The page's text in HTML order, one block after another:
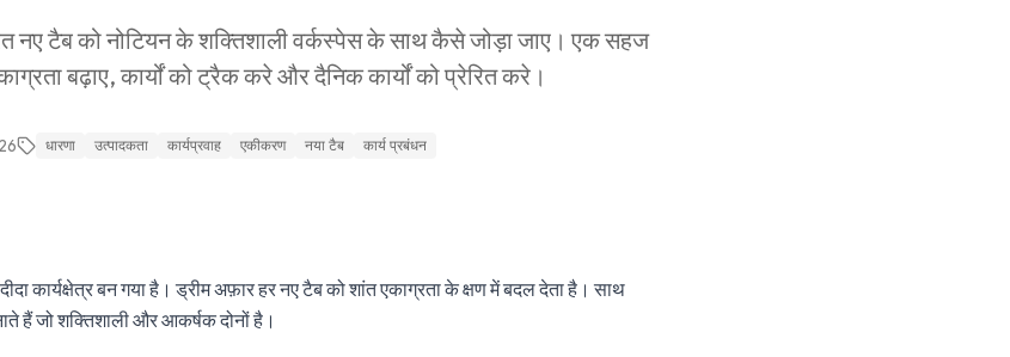
नए टैब को नोटियन के शक्तिशाली वर्कस्पेस के साथ कैसे जोड़ा जाए। एक सहज
बढ़ाए, कार्यों को ट्रैक करे और दैनिक कार्यों को प्रेरित करे।
धारणा उत्पादकता कार्यप्रवाह एकीकरण नया टैब कार्य प्रबंधन
कार्यक्षेत्र बन गया है। ड्रीम अफ़ार हर नए टैब को शांत एकाग्रता के क्षण में बदल देता है। साथ
हैं जो शक्तिशाली और आकर्षक दोनों है।